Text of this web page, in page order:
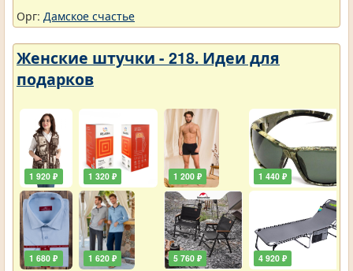
Орг: Дамское счастье
Женские штучки - 218. Идеи для
подарков
1 920 ₽
1 680 ₽
1 320 ₽
1 620 ₽
1 200 ₽
5 760 ₽
1 440 ₽
4 920 ₽